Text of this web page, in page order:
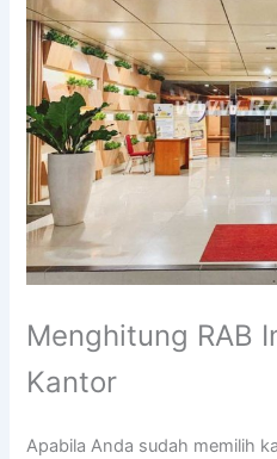
Menghitung RAB
Kantor
Apabila Anda sudah memilih